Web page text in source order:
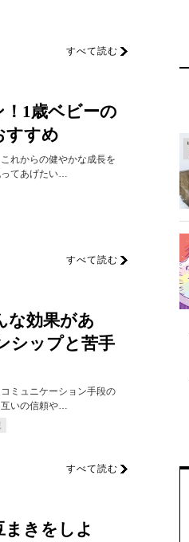
すべて読む
！1歳ベビーの
すすめ
れからの健やかな成長を
ってあげたい…
すべて読む
な効果があ
シップと苦手
ミュニケーション手段の
互いの信頼や…
すべて読む
きをしよ